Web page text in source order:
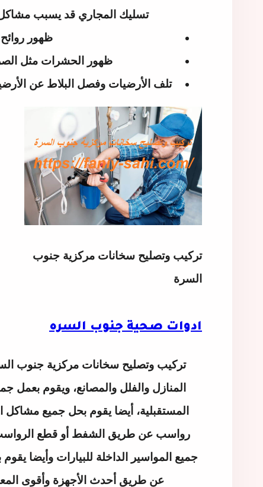
تسليك المجاري قد يسبب مشاكل
ظهور
ظهور الحشرات مثل
تلف الأرضيات وفصل البلاط عن
تركيب وتصليح سخانات مركزية جنوب
السرة
ادوات صحية جنوب السره
تركيب وتصليح سخانات مركزية جنوب
المنازل والفلل والمصانع، ويقوم
المستقبلية، أيضا يقوم بحل جميع
رواسب عن طريق الشفط أو قطع الرواسب
جميع المواسير الداخلة للبيارات وأيضا
عن طريق أحدث الأجهزة وأقوى